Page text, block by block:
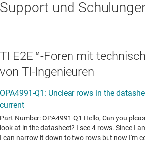
Support und
TI E2E™-Foren mit
von TI-Ingenieuren